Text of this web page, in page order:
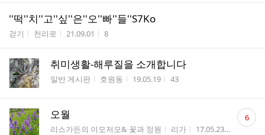
''떡''치''고''싶''은''오''빠''들''S7Ko
게시판명
걷기 작성자
천리로 작성시간
21.09.01 조회수
8
취미생활-해루질을 소개합니다
게시판명
일반 게시판 작성자
호원동 작성시간
19.05.19 조회수
43
오월
게시판명
리스가든의 이모저모& 꽃과 정원 작성자
리가 작성시간
17.05.23 조회수
176
댓
글 6